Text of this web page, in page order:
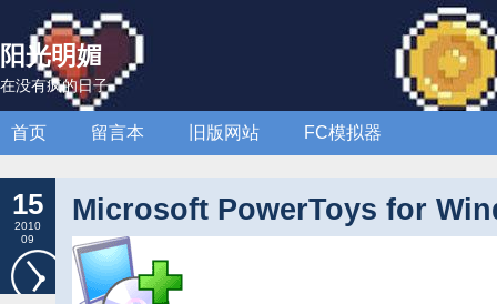
阳光明媚
在没有疯的日子
首页 留言本 旧版网站 FC模拟器
15
2010
09
Microsoft PowerToys for